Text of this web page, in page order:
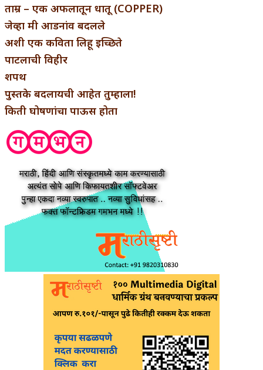
ताम्र – एक अफलातून धातू (COPPER)
जेव्हा मी आडनांव बदलले
अशी एक कविता लिहू इच्छिते
पाटलाची विहीर
शपथ
पुस्तके बदलायची आहेत तुम्हाला!
किती घोषणांचा पाऊस होता